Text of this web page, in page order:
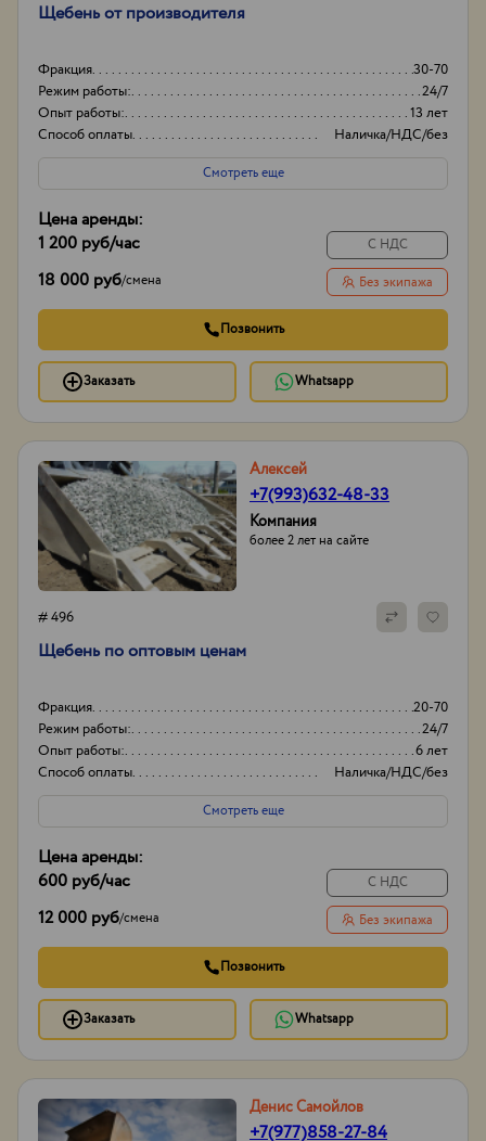
Щебень от производителя
Фракция
30-70
Режим работы:
24/7
Опыт работы:
13 лет
Способ оплаты
Наличка/НДС/без
НДС
Смотреть еще
Цена аренды:
1 200 руб/час
18 000 руб/смена
С НДС
Без экипажа
Позвонить
Заказать Whatsapp
Алексей
+7(993)632-48-33
Компания
более 2 лет на сайте
# 496
Щебень по оптовым ценам
Фракция
20-70
Режим работы:
24/7
Опыт работы:
6 лет
Способ оплаты
Наличка/НДС/без
НДС
Смотреть еще
Цена аренды:
600 руб/час
12 000 руб/смена
С НДС
Без экипажа
Позвонить
Заказать Whatsapp
Денис Самойлов
+7(977)858-27-84